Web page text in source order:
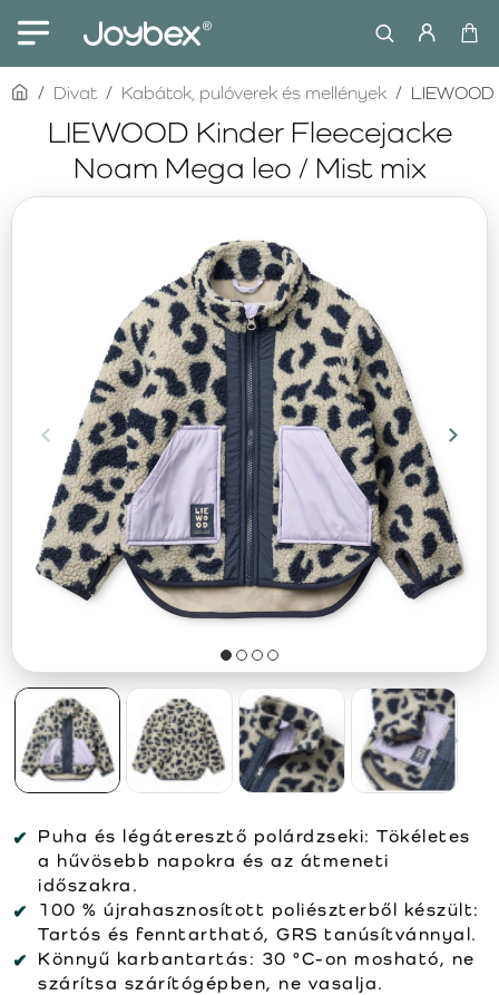
LIEWOOD Kinder Fleecejacke
Noam Mega leo / Mist mix
homeDivat Kabátok, pulóverek és mellények
Puha és légáteresztő polárdzseki: Tökéletes
a hűvösebb napokra és az átmeneti
időszakra.
100 % újrahasznosított poliészterből készült:
Tartós és fenntartható, GRS tanúsítvánnyal.
Könnyű karbantartás: 30 °C-on mosható, ne
szárítsa szárítógépben, ne vasalja.